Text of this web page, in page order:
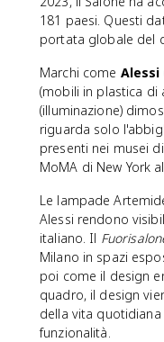
181 paesi. Questi
portata globale del
Marchi come Alessi
(mobili in plastica di
(illuminazione)
riguarda solo
presenti nei musei
MoMA di New York
Le lampade
Alessi rendono
italiano. Il
Milano in spazi
poi come il design
quadro, il design
della vita
funzionalità.